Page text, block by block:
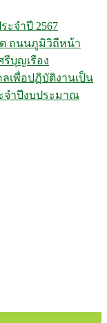
ะจำปี 2567
ถนนภูมิวิถีหน้า
บุญเรือง
เพื่อปฏิบัติงานเป็น
จำปีงบประมาณ